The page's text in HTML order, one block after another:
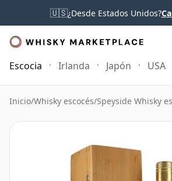
🇺🇸¿Desde Estados Unidos?
Escocia Irlanda Japón USA
Inicio/Whisky escocés/Speyside Whisky